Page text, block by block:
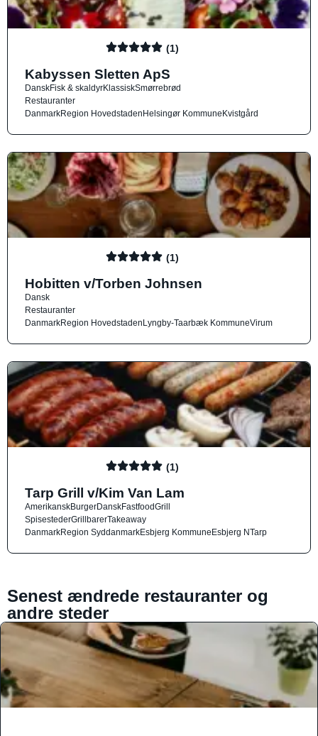
(1)
Kabyssen Sletten ApS
DanskFisk & skaldyrKlassiskSmørrebrød
Restauranter
DanmarkRegion HovedstadenHelsingør KommuneKvistgård
(1)
Hobitten v/Torben Johnsen
Dansk
Restauranter
DanmarkRegion HovedstadenLyngby-Taarbæk KommuneVirum
(1)
Tarp Grill v/Kim Van Lam
AmerikanskBurgerDanskFastfoodGrill
SpisestederGrillbarerTakeaway
DanmarkRegion SyddanmarkEsbjerg KommuneEsbjerg NTarp
Senest ændrede restauranter og
andre steder